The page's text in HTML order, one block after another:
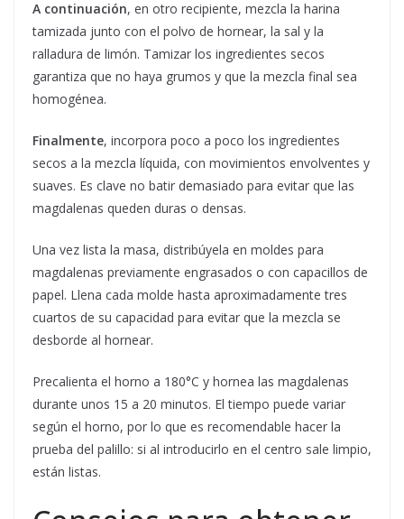
A continuación, en otro recipiente, mezcla la harina
tamizada junto con el polvo de hornear, la sal y la
ralladura de limón. Tamizar los ingredientes secos
garantiza que no haya grumos y que la mezcla final sea
homogénea.
Finalmente, incorpora poco a poco los ingredientes
secos a la mezcla líquida, con movimientos envolventes y
suaves. Es clave no batir demasiado para evitar que las
magdalenas queden duras o densas.
Una vez lista la masa, distribúyela en moldes para
magdalenas previamente engrasados o con capacillos de
papel. Llena cada molde hasta aproximadamente tres
cuartos de su capacidad para evitar que la mezcla se
desborde al hornear.
Precalienta el horno a 180°C y hornea las magdalenas
durante unos 15 a 20 minutos. El tiempo puede variar
según el horno, por lo que es recomendable hacer la
prueba del palillo: si al introducirlo en el centro sale limpio,
están listas.